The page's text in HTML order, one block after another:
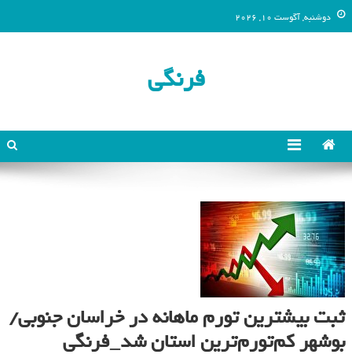
دوشنبه, آگوست 10, 2026
فرنگی
ثبت بیشترین تورم ماهانه در خراسان جنوبی/
بوشهر کم‌تورم‌ترین استان شد_فرنگی